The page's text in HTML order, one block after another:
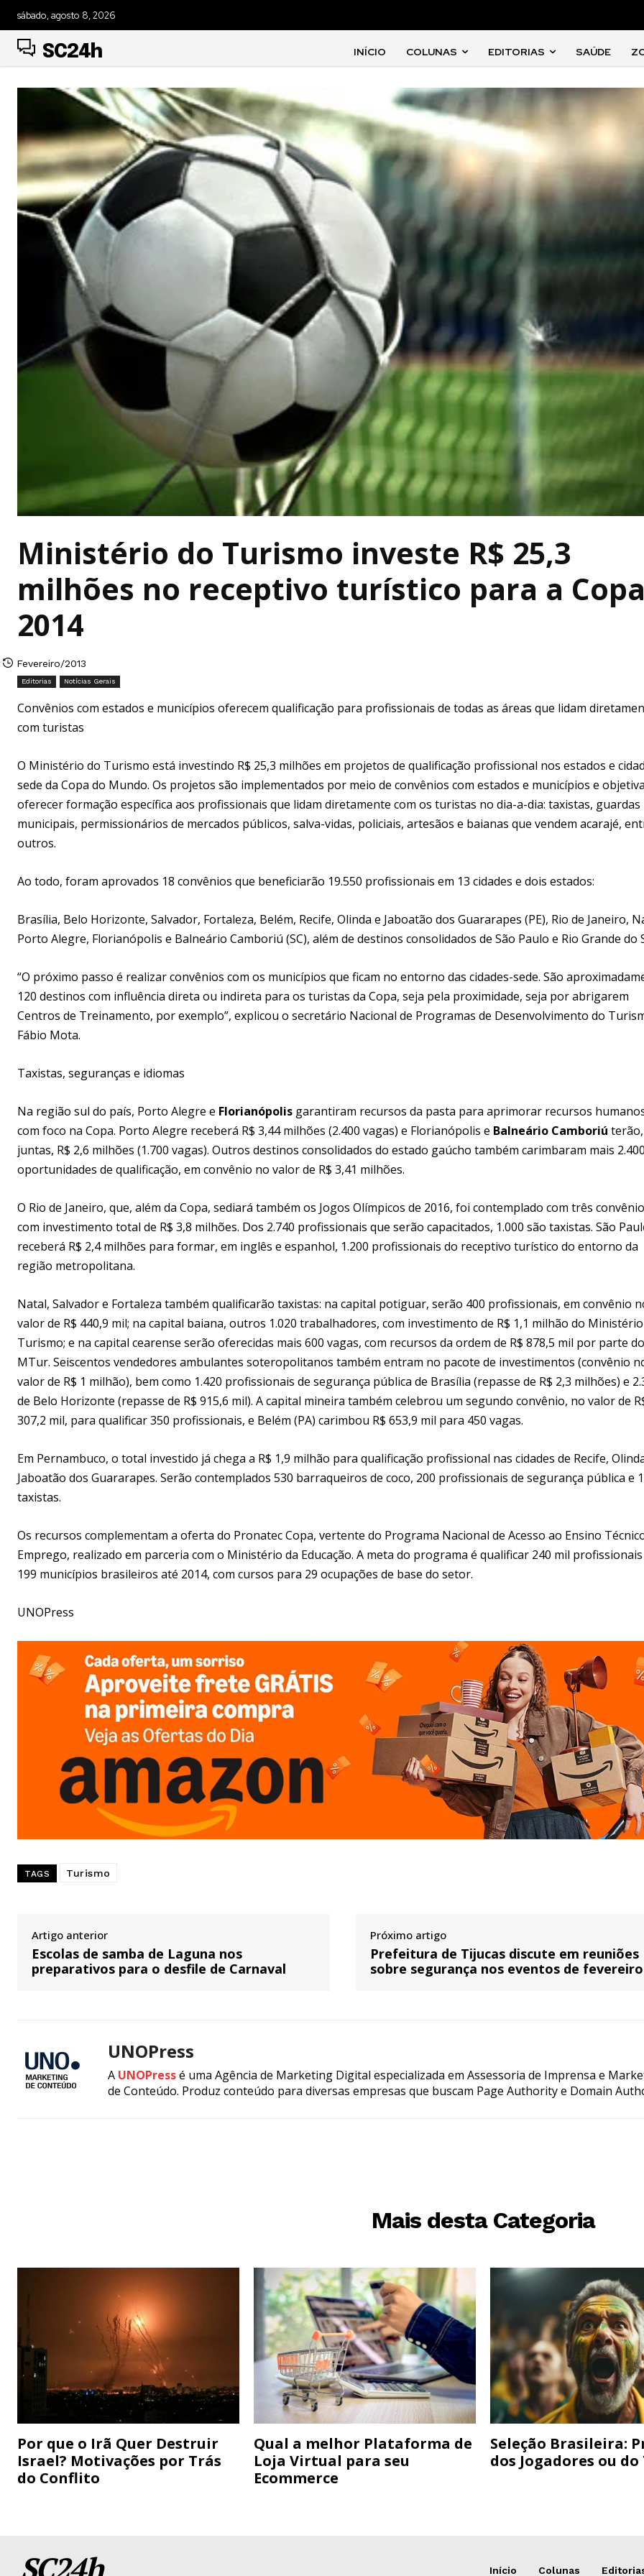
sábado, agosto 8, 2026
SC24h INÍCIO COLUNAS EDITORIAS SAÚDE
Ministério do Turismo investe R$ 25,3
milhões no receptivo turístico para a Copa
2014
Fevereiro/2013
Editorias Notícias Gerais
Convênios com estados e municípios oferecem qualificação para profissionais de todas as áreas que lidam
com turistas
O Ministério do Turismo está investindo R$ 25,3 milhões em projetos de qualificação profissional nos estados e
sede da Copa do Mundo. Os projetos são implementados por meio de convênios com estados e municípios e
oferecer formação específica aos profissionais que lidam diretamente com os turistas no dia-a-dia: taxistas, guardas
municipais, permissionários de mercados públicos, salva-vidas, policiais, artesãos e baianas que vendem acarajé,
outros.
Ao todo, foram aprovados 18 convênios que beneficiarão 19.550 profissionais em 13 cidades e dois estados:
Brasília, Belo Horizonte, Salvador, Fortaleza, Belém, Recife, Olinda e Jaboatão dos Guararapes (PE), Rio de Janeiro,
Porto Alegre, Florianópolis e Balneário Camboriú (SC), além de destinos consolidados de São Paulo e Rio Grande do
“O próximo passo é realizar convênios com os municípios que ficam no entorno das cidades-sede. São
120 destinos com influência direta ou indireta para os turistas da Copa, seja pela proximidade, seja por abrigarem
Centros de Treinamento, por exemplo”, explicou o secretário Nacional de Programas de Desenvolvimento do
Fábio Mota.
Taxistas, seguranças e idiomas
Na região sul do país, Porto Alegre e Florianópolis garantiram recursos da pasta para aprimorar recursos
com foco na Copa. Porto Alegre receberá R$ 3,44 milhões (2.400 vagas) e Florianópolis e Balneário Camboriú terão,
juntas, R$ 2,6 milhões (1.700 vagas). Outros destinos consolidados do estado gaúcho também carimbaram mais 2.400
oportunidades de qualificação, em convênio no valor de R$ 3,41 milhões.
O Rio de Janeiro, que, além da Copa, sediará também os Jogos Olímpicos de 2016, foi contemplado com três
com investimento total de R$ 3,8 milhões. Dos 2.740 profissionais que serão capacitados, 1.000 são taxistas. São
receberá R$ 2,4 milhões para formar, em inglês e espanhol, 1.200 profissionais do receptivo turístico do entorno da
região metropolitana.
Natal, Salvador e Fortaleza também qualificarão taxistas: na capital potiguar, serão 400 profissionais, em convênio
valor de R$ 440,9 mil; na capital baiana, outros 1.020 trabalhadores, com investimento de R$ 1,1 milhão do
Turismo; e na capital cearense serão oferecidas mais 600 vagas, com recursos da ordem de R$ 878,5 mil por parte do
MTur. Seiscentos vendedores ambulantes soteropolitanos também entram no pacote de investimentos (convênio
valor de R$ 1 milhão), bem como 1.420 profissionais de segurança pública de Brasília (repasse de R$ 2,3 milhões) e
de Belo Horizonte (repasse de R$ 915,6 mil). A capital mineira também celebrou um segundo convênio, no valor de
307,2 mil, para qualificar 350 profissionais, e Belém (PA) carimbou R$ 653,9 mil para 450 vagas.
Em Pernambuco, o total investido já chega a R$ 1,9 milhão para qualificação profissional nas cidades de Recife,
Jaboatão dos Guararapes. Serão contemplados 530 barraqueiros de coco, 200 profissionais de segurança pública e
taxistas.
Os recursos complementam a oferta do Pronatec Copa, vertente do Programa Nacional de Acesso ao Ensino
Emprego, realizado em parceria com o Ministério da Educação. A meta do programa é qualificar 240 mil profissionais
199 municípios brasileiros até 2014, com cursos para 29 ocupações de base do setor.
UNOPress
TAGS Turismo
Artigo anterior
Escolas de samba de Laguna nos
preparativos para o desfile de Carnaval
Próximo artigo
Prefeitura de Tijucas discute em reuniões
sobre segurança nos eventos de fevereiro
UNOPress
A UNOPressé uma Agência de Marketing Digital especializada em Assessoria de Imprensa e
de Conteúdo. Produz conteúdo para diversas empresas que buscam Page Authority e Domain
Mais desta Categoria
Por que o Irã Quer Destruir
Israel? Motivações por Trás
do Conflito
Qual a melhor Plataforma de
Loja Virtual para seu
Ecommerce
Seleção Brasileira:
dos Jogadores ou do
SC24h Início Colunas